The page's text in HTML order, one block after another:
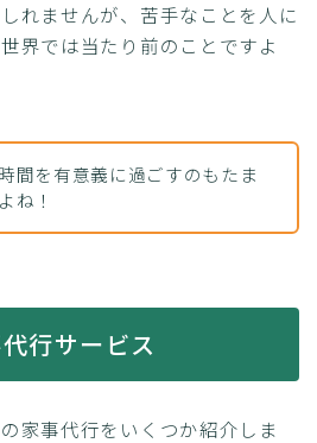
れませんが、苦手なことを人に
界では当たり前のことですよ
間を有意義に過ごすのもたま
ね！
行サービス
家事代行をいくつか紹介しま